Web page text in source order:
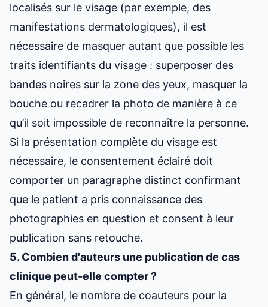
localisés sur le visage (par exemple, des
manifestations dermatologiques), il est
nécessaire de masquer autant que possible les
traits identifiants du visage : superposer des
bandes noires sur la zone des yeux, masquer la
bouche ou recadrer la photo de manière à ce
qu’il soit impossible de reconnaître la personne.
Si la présentation complète du visage est
nécessaire, le consentement éclairé doit
comporter un paragraphe distinct confirmant
que le patient a pris connaissance des
photographies en question et consent à leur
publication sans retouche.
5. Combien d'auteurs une publication de cas
clinique peut-elle compter ?
En général, le nombre de coauteurs pour la